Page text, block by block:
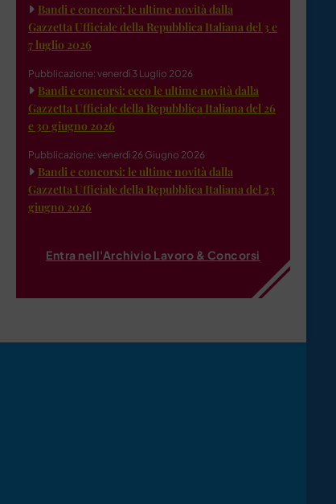
Bandi e concorsi: le ultime novità dalla
Gazzetta Ufficiale della Repubblica Italiana del 3 e
7 luglio 2026
Pubblicazione: venerdì 3 Luglio 2026
Bandi e concorsi: ecco le ultime novità dalla
Gazzetta Ufficiale della Repubblica Italiana del 26
e 30 giugno 2026
Pubblicazione: venerdì 26 Giugno 2026
Bandi e concorsi: le ultime novità dalla
Gazzetta Ufficiale della Repubblica Italiana del 23
giugno 2026
Entra nell'Archivio Lavoro & Concorsi